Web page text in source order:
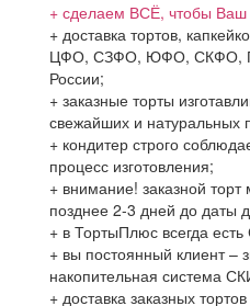
+ сделаем ВСЁ, чтобы Ваш
+ доставка тортов,
ЦФО, СЗФО, ЮФО, СКФО,
России;
+ заказные торты
свежайших и натуральных
+ кондитер строго
процесс изготовления;
+ внимание! заказной торт
позднее 2-3 дней до даты
+ в ТортыПлюс всегда
+ вы постоянный клиент –
накопительная система
+ доставка заказных